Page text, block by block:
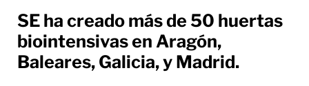
SE ha creado más de 50 huertas
biointensivas en Aragón,
Baleares, Galicia, y Madrid.